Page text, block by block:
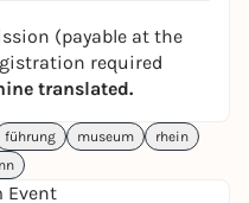
or +49 2228 9425-36
(payable at the
required
translated.
führung museum
rhein
Event